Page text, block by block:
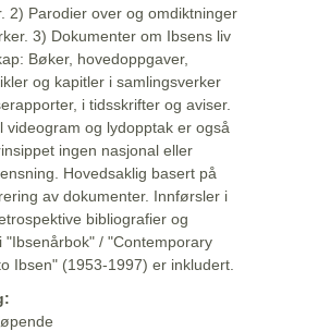
2) Parodier over og omdiktninger
3) Dokumenter om Ibsens liv
Bøker, hovedoppgaver,
og kapitler i samlingsverker
i tidsskrifter og aviser.
videogram og lydopptak er også
ingen nasjonal eller
Hovedsaklig basert på
av dokumenter. Innførsler i
bibliografier og
"Ibsenårbok" / "Contemporary
Ibsen" (1953-1997) er inkludert.